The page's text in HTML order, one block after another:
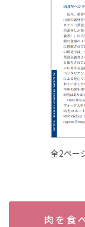
全2ペー
肉を食